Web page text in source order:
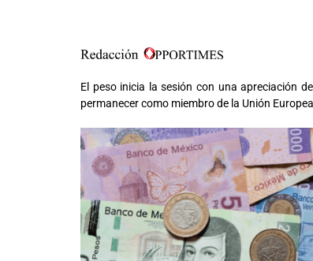
El peso inicia la sesión con una apreciación
permanecer como miembro de la Unión